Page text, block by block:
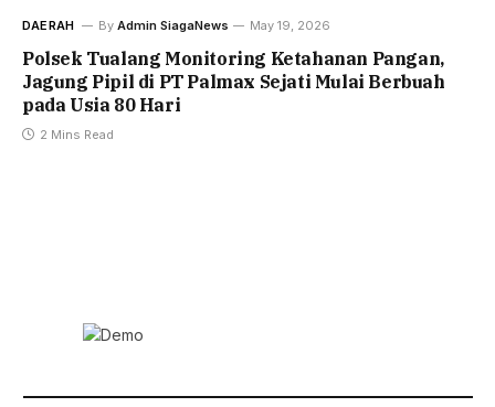
DAERAH By Admin SiagaNews May 19, 2026
Polsek Tualang Monitoring Ketahanan Pangan,
Jagung Pipil di PT Palmax Sejati Mulai Berbuah
pada Usia 80 Hari
2 Mins Read